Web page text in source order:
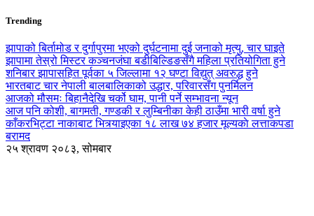
Trending
झापाको बिर्तामोड र दुर्गापुरमा भएको दुर्घटनामा दुई जनाको मृत्यु, चार घाइते
झापामा तेस्रो मिस्टर कञ्चनजंघा बडीबिल्डिङसँगै महिला प्रतियोगिता हुने
शनिबार झापासहित पूर्वका ५ जिल्लामा १२ घण्टा विद्युत् अवरुद्ध हुने
भारतबाट चार नेपाली बालबालिकाको उद्धार, परिवारसँग पुनर्मिलन
आजको मौसमः बिहानैदेखि चर्को घाम, पानी पर्ने सम्भावना न्यून
आज पनि कोशी, बागमती, गण्डकी र लुम्बिनीका केही ठाउँमा भारी वर्षा हुने
काँकरभिट्टा नाकाबाट भित्र्याइएका १८ लाख ७४ हजार मूल्यकाे लत्ताकपडा
बरामद
२५ श्रावण २०८३, सोमबार